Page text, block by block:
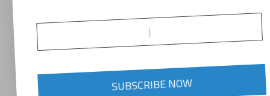
SUBSCRIBE NOW